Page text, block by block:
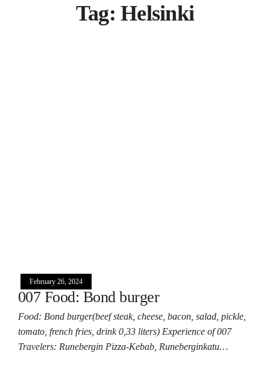
Tag:Helsinki
February 26, 2024
007 Food: Bond burger
Food: Bond burger(beef steak, cheese, bacon, salad, pickle,
tomato, french fries, drink 0,33 liters) Experience of 007
Travelers: Runebergin Pizza-Kebab, Runeberginkatu…